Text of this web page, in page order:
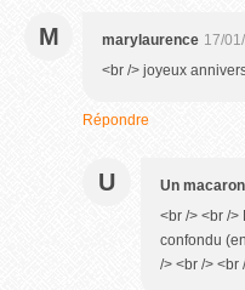
M marylaurence 17/
<br /> joyeux
Répondre
U Un
<br /> <br /
confondu
/> <br /> <br